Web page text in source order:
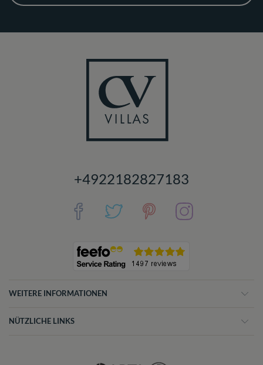
WEITERE INFORMATIONEN
NÜTZLICHE LINKS
+4922182827183